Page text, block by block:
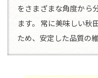
をさまざまな角度から
ます。 常に美味しい秋
ため、安定した品質の